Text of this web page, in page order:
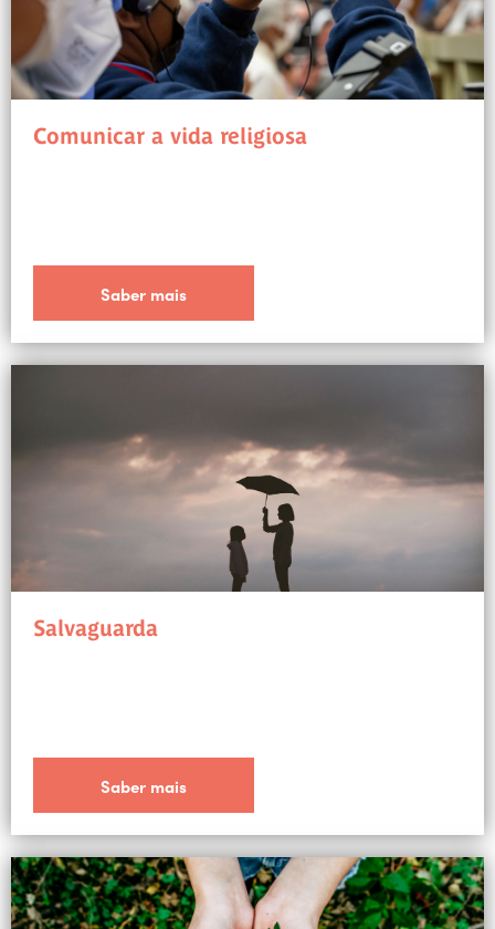
Comunicar a vida religiosa
Saber mais
Salvaguarda
Saber mais